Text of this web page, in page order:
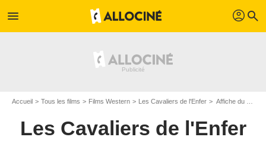
menu profil search
Accueil Tous les films Films Western Les Cavaliers de l'Enfer Affiche du film Les Cavaliers de l'Enfer - Photo 1
Les Cavaliers de l'Enfer